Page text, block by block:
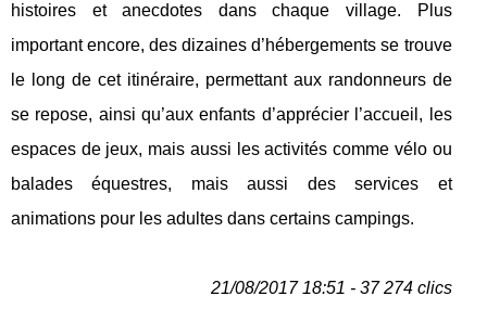
histoires et anecdotes dans chaque village. Plus
important encore, des dizaines d’hébergements se trouve
le long de cet itinéraire, permettant aux randonneurs de
se repose, ainsi qu’aux enfants d’apprécier l’accueil, les
espaces de jeux, mais aussi les activités comme vélo ou
balades équestres, mais aussi des services et
animations pour les adultes dans certains campings.
21/08/2017 18:51 - 37 274 clics